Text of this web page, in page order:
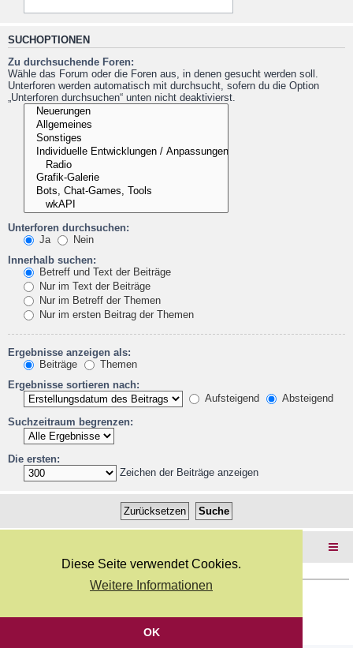
Diese Seite verwendet Cookies.
Weitere Informationen
OK
SUCHOPTIONEN
Zu durchsuchende Foren:
Wähle das Forum oder die Foren aus, in denen gesucht werden soll.
Unterforen werden automatisch mit durchsucht, sofern du die Option
„Unterforen durchsuchen“ unten nicht deaktivierst.
Unterforen durchsuchen:
Ja
Nein
Innerhalb suchen:
Betreff und Text der Beiträge
Nur im Text der Beiträge
Nur im Betreff der Themen
Nur im ersten Beitrag der Themen
Ergebnisse anzeigen als:
Beiträge
Themen
Ergebnisse sortieren nach:
Aufsteigend
Absteigend
Suchzeitraum begrenzen:
Die ersten:
Zeichen der Beiträge anzeigen
Deutsche Übersetzung durchphpBB.de